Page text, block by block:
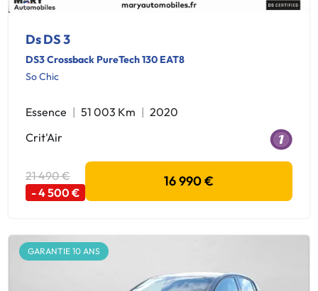
Ds DS 3
DS3 Crossback PureTech 130 EAT8
So Chic
Essence 51 003 Km
2020
Crit'Air
21 490 €
- 4 500 €
16 990 €
GARANTIE 10 ANS